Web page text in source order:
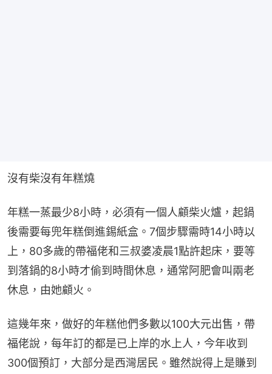
沒有柴沒有年糕燒
年糕一蒸最少8小時，必須有一個人顧柴火爐，起鍋
後需要每兜年糕倒進錫紙盒。7個步驟需時14小時以
上，80多歲的帶福佬和三叔婆凌晨1點許起床，要等
到落鍋的8小時才偷到時間休息，通常阿肥會叫兩老
休息，由她顧火。
這幾年來，做好的年糕他們多數以100大元出售，帶
福佬說，每年訂的都是已上岸的水上人，今年收到
300個預訂，大部分是西灣居民。雖然說得上是賺到